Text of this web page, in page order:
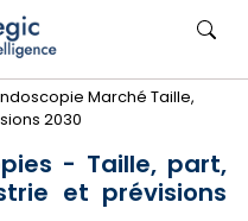
Marché Taille,
2030
- Taille, part,
et prévisions